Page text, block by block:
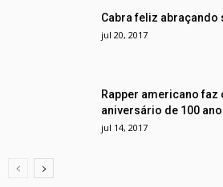
Cabra feliz abraçando
jul 20, 2017
Rapper americano faz
aniversário de 100
jul 14, 2017